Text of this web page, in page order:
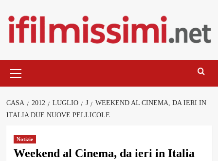
contenuto
principale
CASA 2012 LUGLIO J
WEEKEND AL CINEMA, DA IERI IN
ITALIA DUE NUOVE PELLICOLE
Notizie
Weekend al Cinema, da ieri in Italia